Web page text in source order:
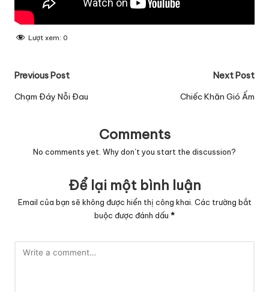
Lượt xem: 0
Post
navigation
Previous Post
Chạm Đáy Nỗi Đau
Next Post
Chiếc Khăn Gió Ấm
Comments
No comments yet. Why don’t you start the discussion?
Để lại một bình luận
Email của bạn sẽ không được hiển thị công khai. Các trường bắt
buộc được đánh dấu *